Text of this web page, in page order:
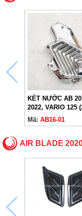
KÉT NƯỚC AB
2022, VARIO 125
2024)
Mã: AB16-01
AIR BLADE